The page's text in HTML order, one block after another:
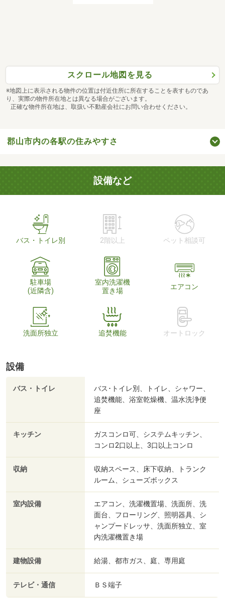
スクロール地図を見る
※地図上に表示される物件の位置は付近住所に所在することを表すものであ
り、実際の物件所在地とは異なる場合がございます。
正確な物件所在地は、取扱い不動産会社にお問い合わせください。
郡山市内の各駅の住みやすさ
設備など
バス・トイレ別 2階以上 ペット相談可
駐車場
(近隣含)
室内洗濯機
置き場
エアコン
洗面所独立 追焚機能 オートロック
設備
バス・トイレ
バス･トイレ別、トイレ、シャワー、
追焚機能、浴室乾燥機、温水洗浄便
座
キッチン
ガスコンロ可、システムキッチン、
コンロ2口以上、3口以上コンロ
収納
収納スペース、床下収納、トランク
ルーム、シューズボックス
室内設備
エアコン、洗濯機置場、洗面所、洗
面台、フローリング、照明器具、シ
ャンプードレッサ、洗面所独立、室
内洗濯機置き場
建物設備 給湯、都市ガス、庭、専用庭
テレビ・通信 ＢＳ端子